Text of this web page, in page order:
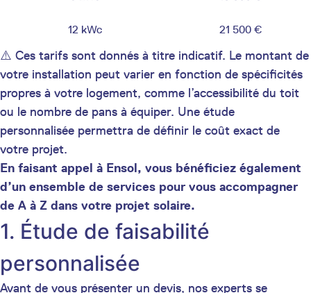
12 kWc 21 500 €
⚠️ Ces tarifs sont donnés à titre indicatif. Le montant de
votre installation peut varier en fonction de spécificités
propres à votre logement, comme l’accessibilité du toit
ou le nombre de pans à équiper. Une étude
personnalisée permettra de définir le coût exact de
votre projet.
En faisant appel à Ensol, vous bénéficiez également
d’un ensemble de services pour vous accompagner
de A à Z dans votre projet solaire.
1. Étude de faisabilité
personnalisée
Avant de vous présenter un devis, nos experts se